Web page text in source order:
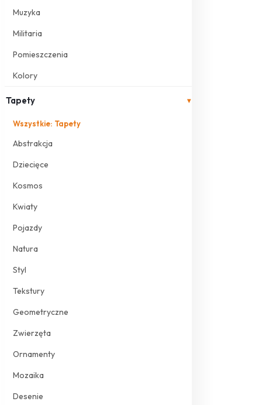
Muzyka
Militaria
Pomieszczenia
Kolory
Tapety ▾
Wszystkie: Tapety
Abstrakcja
Dziecięce
Kosmos
Kwiaty
Pojazdy
Natura
Styl
Tekstury
Geometryczne
Zwierzęta
Ornamenty
Mozaika
Desenie